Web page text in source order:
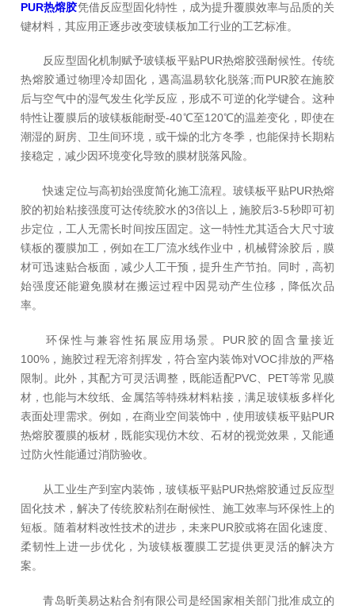
PUR热熔胶凭借反应型固化特性，成为提升覆膜效率与品质的关
键材料，其应用正逐步改变玻镁板加工行业的工艺标准。
反应型固化机制赋予玻镁板平贴PUR热熔胶强耐候性。传统
热熔胶通过物理冷却固化，遇高温易软化脱落;而PUR胶在施胶
后与空气中的湿气发生化学反应，形成不可逆的化学键合。这种
特性让覆膜后的玻镁板能耐受-40℃至120℃的温差变化，即使在
潮湿的厨房、卫生间环境，或干燥的北方冬季，也能保持长期粘
接稳定，减少因环境变化导致的膜材脱落风险。
快速定位与高初始强度简化施工流程。玻镁板平贴PUR热熔
胶的初始粘接强度可达传统胶水的3倍以上，施胶后3-5秒即可初
步定位，工人无需长时间按压固定。这一特性尤其适合大尺寸玻
镁板的覆膜加工，例如在工厂流水线作业中，机械臂涂胶后，膜
材可迅速贴合板面，减少人工干预，提升生产节拍。同时，高初
始强度还能避免膜材在搬运过程中因晃动产生位移，降低次品
率。
环保性与兼容性拓展应用场景。PUR胶的固含量接近
100%，施胶过程无溶剂挥发，符合室内装饰对VOC排放的严格
限制。此外，其配方可灵活调整，既能适配PVC、PET等常见膜
材，也能与木纹纸、金属箔等特殊材料粘接，满足玻镁板多样化
表面处理需求。例如，在商业空间装饰中，使用玻镁板平贴PUR
热熔胶覆膜的板材，既能实现仿木纹、石材的视觉效果，又能通
过防火性能通过消防验收。
从工业生产到室内装饰，玻镁板平贴PUR热熔胶通过反应型
固化技术，解决了传统胶粘剂在耐候性、施工效率与环保性上的
短板。随着材料改性技术的进步，未来PUR胶或将在固化速度、
柔韧性上进一步优化，为玻镁板覆膜工艺提供更灵活的解决方
案。
青岛昕美易达粘合剂有限公司是经国家相关部门批准成立的